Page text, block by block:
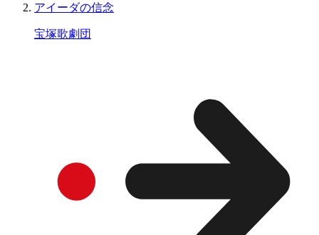
アイーダの信念
宝塚歌劇団